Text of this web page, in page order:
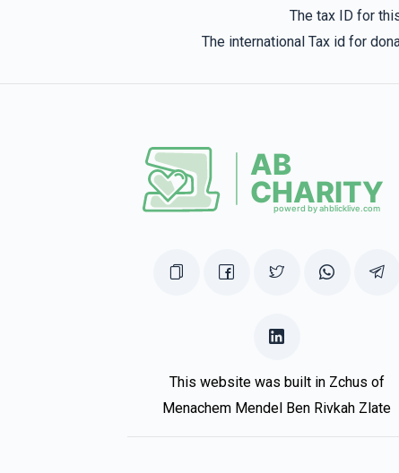
The tax ID for
The international Tax id for
This website was built in Zchus of
Menachem Mendel Ben Rivkah Zlate